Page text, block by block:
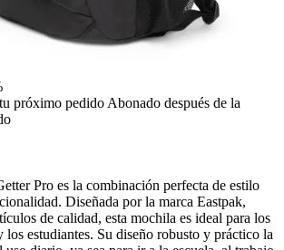
próximo pedido Abonado después de la
Pro es la combinación perfecta de estilo
Diseñada por la marca Eastpak,
de calidad, esta mochila es ideal para los
los estudiantes. Su diseño robusto y práctico la